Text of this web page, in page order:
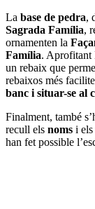
La base de pedra,
Sagrada Família,
ornamenten la
Família. Aprofitant
un rebaix que
rebaixos més
banc i situar-se al
Finalment, també
recull els noms i els
han fet possible